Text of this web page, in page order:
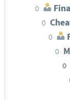
0
0
0
0
0